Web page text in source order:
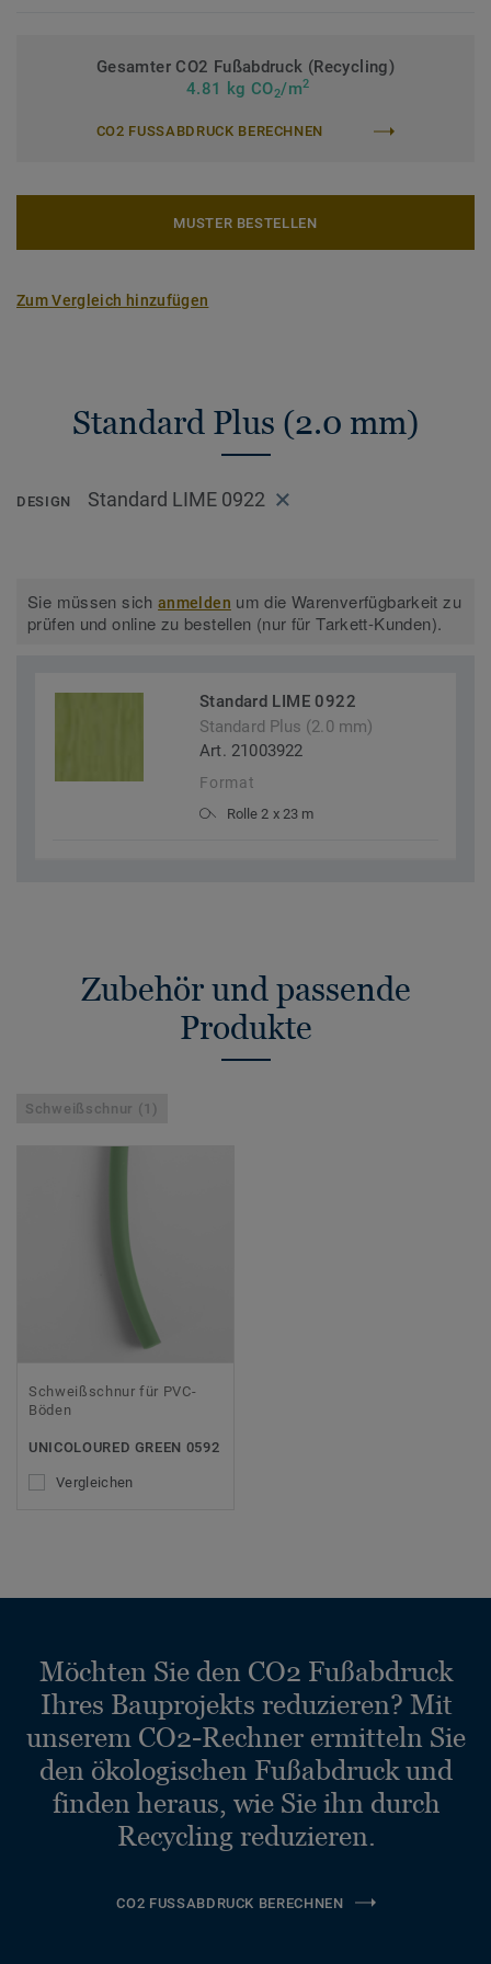
Gesamter CO2 Fußabdruck (Recycling)
4.81 kg CO2/m2
CO2 FUSSABDRUCK BERECHNEN
MUSTER BESTELLEN
Zum Vergleich hinzufügen
Standard Plus (2.0 mm)
DESIGN Standard LIME 0922
Sie müssen sichanmelden um die Warenverfügbarkeit zu
prüfen und online zu bestellen (nur für Tarkett-Kunden).
Standard LIME 0922
Standard Plus (2.0 mm)
Art. 21003922
Format
Rolle 2 x 23 m
Zubehör und passende
Produkte
Schweißschnur (1)
Schweißschnur für PVC-
Böden
UNICOLOURED GREEN 0592
Vergleichen
Möchten Sie den CO2 Fußabdruck
Ihres Bauprojekts reduzieren? Mit
unserem CO2-Rechner ermitteln Sie
den ökologischen Fußabdruck und
finden heraus, wie Sie ihn durch
Recycling reduzieren.
CO2 FUSSABDRUCK BERECHNEN